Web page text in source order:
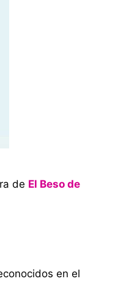
de El Beso de
en el